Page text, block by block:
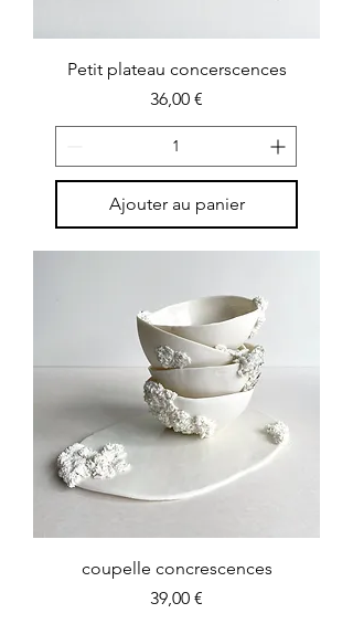
Petit plateau concerscences
Prix
36,00 €
Ajouter au panier
coupelle concrescences
Prix
39,00 €